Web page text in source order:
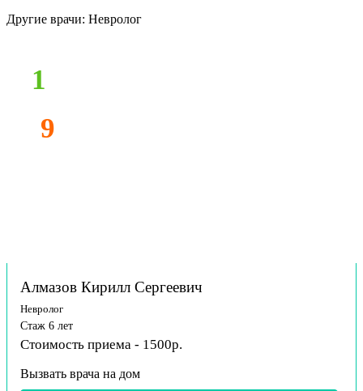
Другие врачи: Невролог
1
9
Алмазов Кирилл Сергеевич
Невролог
Стаж 6 лет
Стоимость приема - 1500р.
Вызвать врача на дом